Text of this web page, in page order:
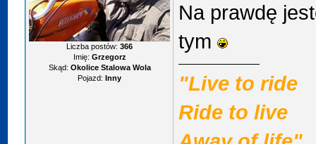
Liczba postów:366
Imię: Grzegorz
Skąd: Okolice Stalowa Wola
Pojazd: Inny
Na prawdę
tym
"Live to ride
Ride to live